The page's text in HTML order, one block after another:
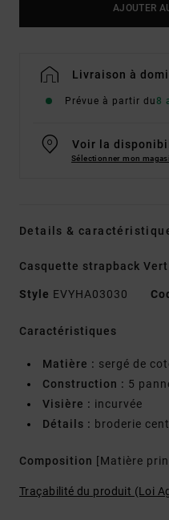
AJOUTER
Livraison à
Prévue à partir du8
Voir la
Sélectionner mon
Details &
Casquette strapback Vert
Style EVYHA03030
Caractéristiques
Matière : sergé de
Construction : 5
Visière : incurvée
Détails : broderie
Composition [Matière
Traçabilité du produit (Loi